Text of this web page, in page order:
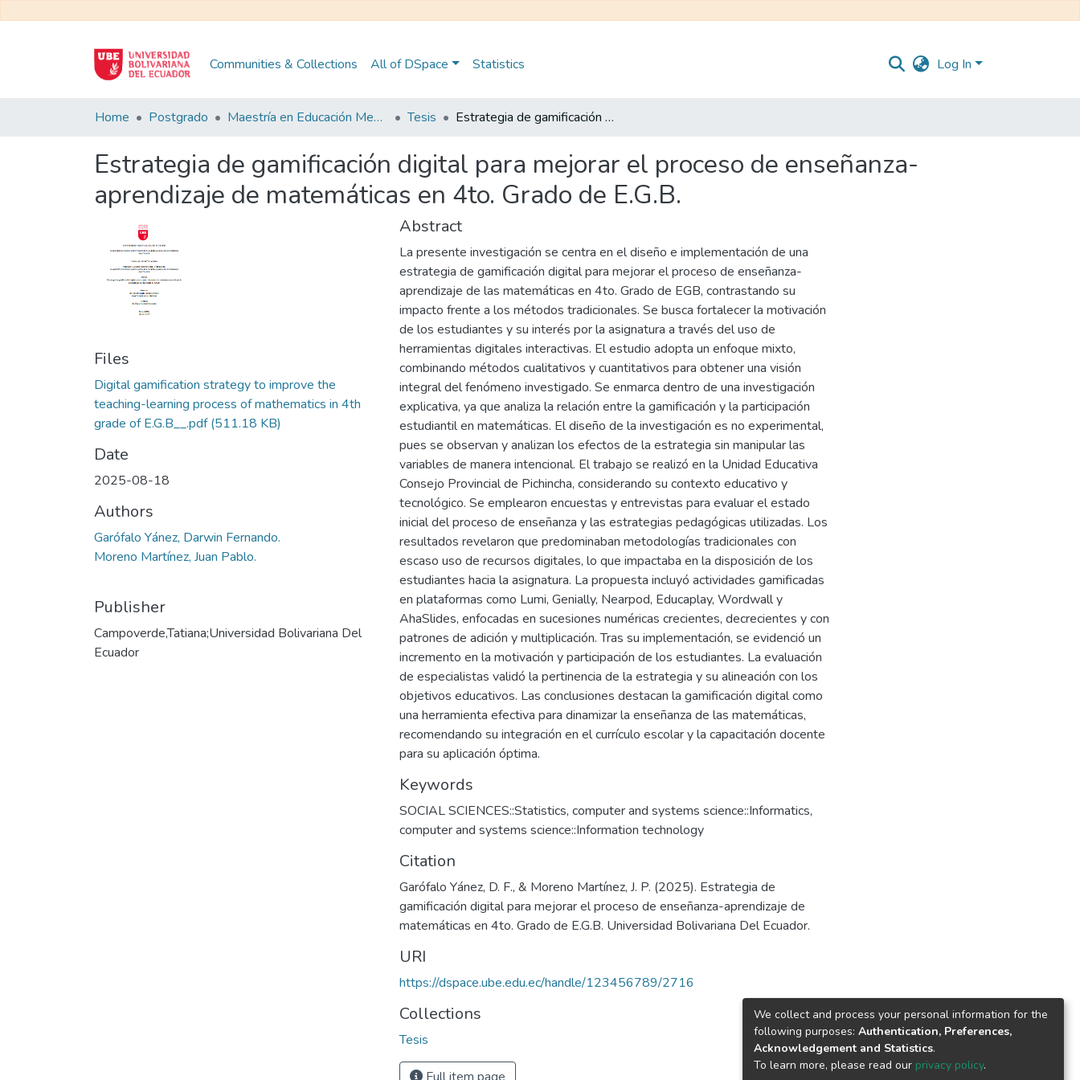
Communities & Collections All of DSpace Statistics Log In
Home Postgrado Maestría en Educación Mención en Pedagogía en Entornos Digitales Tesis Estrategia de gamificación digital para mejorar el proceso de enseñanza-aprendizaje de matemáticas en 4to. Grado de E.G.B.
Estrategia de gamificación digital para mejorar el proceso de enseñanza-
aprendizaje de matemáticas en 4to. Grado de E.G.B.
Files
Digital gamification strategy to improve the
teaching-learning process of mathematics in 4th
grade of E.G.B__.pdf(511.18 KB)
Date
2025-08-18
Authors
Garófalo Yánez, Darwin Fernando.
Moreno Martínez, Juan Pablo.
Publisher
Campoverde,Tatiana;Universidad Bolivariana Del
Ecuador
Abstract
La presente investigación se centra en el diseño e implementación de una
estrategia de gamificación digital para mejorar el proceso de enseñanza-
aprendizaje de las matemáticas en 4to. Grado de EGB, contrastando su
impacto frente a los métodos tradicionales. Se busca fortalecer la motivación
de los estudiantes y su interés por la asignatura a través del uso de
herramientas digitales interactivas. El estudio adopta un enfoque mixto,
combinando métodos cualitativos y cuantitativos para obtener una visión
integral del fenómeno investigado. Se enmarca dentro de una investigación
explicativa, ya que analiza la relación entre la gamificación y la participación
estudiantil en matemáticas. El diseño de la investigación es no experimental,
pues se observan y analizan los efectos de la estrategia sin manipular las
variables de manera intencional. El trabajo se realizó en la Unidad Educativa
Consejo Provincial de Pichincha, considerando su contexto educativo y
tecnológico. Se emplearon encuestas y entrevistas para evaluar el estado
inicial del proceso de enseñanza y las estrategias pedagógicas utilizadas. Los
resultados revelaron que predominaban metodologías tradicionales con
escaso uso de recursos digitales, lo que impactaba en la disposición de los
estudiantes hacia la asignatura. La propuesta incluyó actividades gamificadas
en plataformas como Lumi, Genially, Nearpod, Educaplay, Wordwall y
AhaSlides, enfocadas en sucesiones numéricas crecientes, decrecientes y con
patrones de adición y multiplicación. Tras su implementación, se evidenció un
incremento en la motivación y participación de los estudiantes. La evaluación
de especialistas validó la pertinencia de la estrategia y su alineación con los
objetivos educativos. Las conclusiones destacan la gamificación digital como
una herramienta efectiva para dinamizar la enseñanza de las matemáticas,
recomendando su integración en el currículo escolar y la capacitación docente
para su aplicación óptima.
Keywords
SOCIAL SCIENCES::Statistics, computer and systems science::Informatics,
computer and systems science::Information technology
Citation
Garófalo Yánez, D. F., & Moreno Martínez, J. P. (2025). Estrategia de
gamificación digital para mejorar el proceso de enseñanza-aprendizaje de
matemáticas en 4to. Grado de E.G.B. Universidad Bolivariana Del Ecuador.
URI
https://dspace.ube.edu.ec/handle/123456789/2716
Collections
Tesis
We collect and process your personal information for the
following purposes: Authentication, Preferences,
Acknowledgement and Statistics.
To learn more, please read our privacy policy.